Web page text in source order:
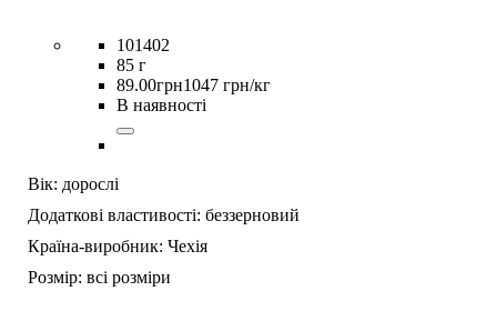
101402
85 г
89.00грн1047 грн/кг
В наявності
Вік: дорослі
Додаткові властивості: беззерновий
Країна-виробник: Чехія
Розмір: всі розміри